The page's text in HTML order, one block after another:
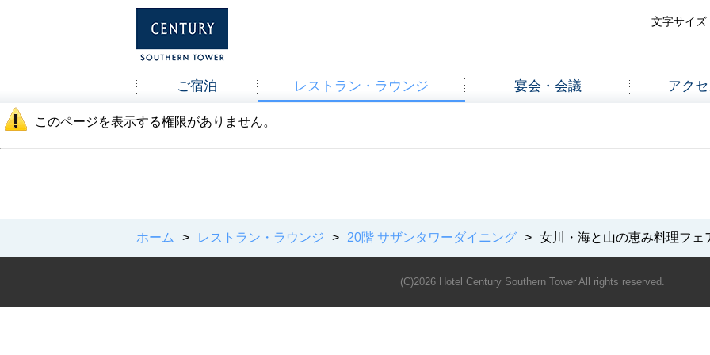
ご宿泊 レストラン・ラウンジ 宴会・会議 アク
このページを表示する権限がありません。
ホーム > レストラン・ラウンジ > 20階 サザンタワーダイニング > 女川・海と山の恵み料理フェ
(C)2026 Hotel Century Southern Tower All rights reserved.